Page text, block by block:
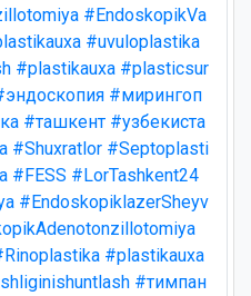
#EndoskopikVa
#uvuloplastika
#plastikauxa #plasticsur
#мирингоп
#ташкент #узбекиста
#Shuxratlor #Septoplasti
#FESS #LorTashkent24
#EndoskopiklazerSheyv
#plastikauxa
#тимпан